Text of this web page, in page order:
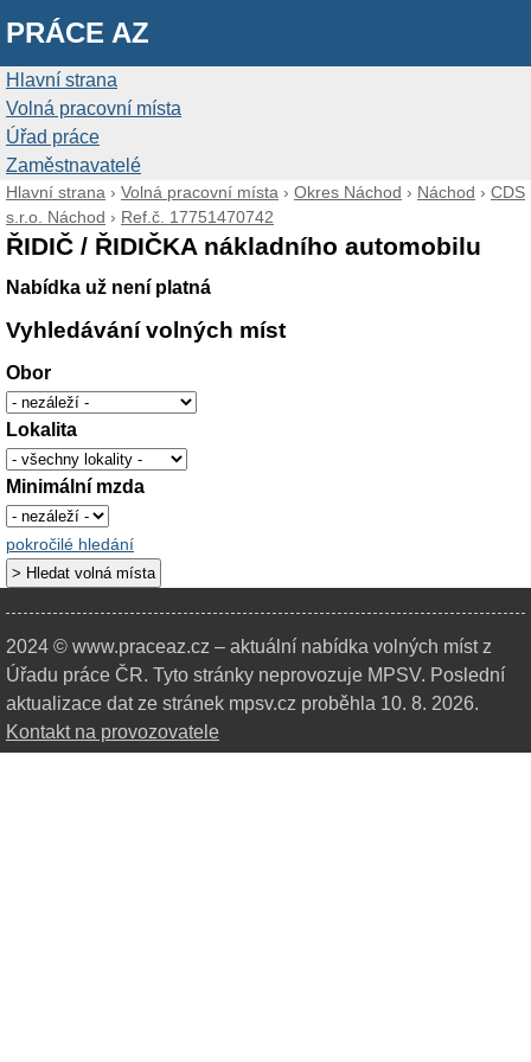
PRÁCE AZ
Hlavní strana
Volná pracovní místa
Úřad práce
Zaměstnavatelé
Hlavní strana › Volná pracovní místa › Okres Náchod › Náchod › CDS
s.r.o. Náchod › Ref.č. 17751470742
ŘIDIČ / ŘIDIČKA nákladního automobilu
Nabídka už není platná
Vyhledávání volných míst
Obor
Lokalita
Minimální mzda
pokročilé hledání
2024 © www.praceaz.cz – aktuální nabídka volných míst z
Úřadu práce ČR. Tyto stránky neprovozuje MPSV. Poslední
aktualizace dat ze stránek mpsv.cz proběhla 10. 8. 2026.
Kontakt na provozovatele